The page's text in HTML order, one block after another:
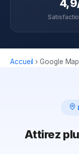
Accueil ›Google
Attirez